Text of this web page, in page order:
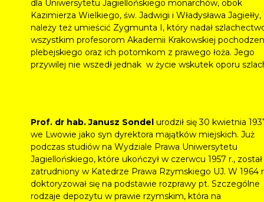
dla Uniwersytetu Jagiellońskiego monarchów, obok
Kazimierza Wielkiego, św. Jadwigi i Władysława Jagiełły,
należy też umieścić Zygmunta I, który nadał
wszystkim profesorom Akademii Krakowskiej
plebejskiego oraz ich potomkom z prawego łoża. Jego
przywilej nie wszedł jednak w życie wskutek oporu
Prof. dr hab. Janusz Sondel urodził się 30 kwietnia
we Lwowie jako syn dyrektora majątków miejskich. Już
podczas studiów na Wydziale Prawa Uniwersytetu
Jagiellońskiego, które ukończył w czerwcu 1957 r., został
zatrudniony w Katedrze Prawa Rzymskiego UJ. W 1964
doktoryzował się na podstawie rozprawy pt. Szczególne
rodzaje depozytu w prawie rzymskim, która na